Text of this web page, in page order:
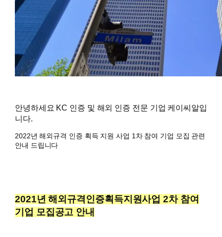
안녕하세요 KC 인증 및 해외 인증 전문 기업 케이씨알입
니다.
2022년 해외규격 인증 획득 지원 사업 1차 참여 기업 모집 관련
안내 드립니다
2021년 해외규격인증획득지원사업 2차 참여
기업 모집공고 안내